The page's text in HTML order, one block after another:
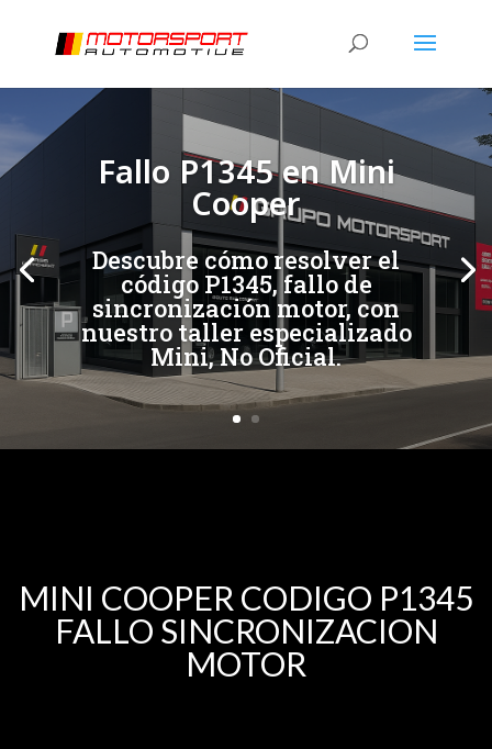
Fallo P1345 en Mini
Cooper
Descubre cómo resolver el
código P1345, fallo de
sincronización motor, con
nuestro taller especializado
Mini, No Oficial.
[/et_pb_slide][/et_pb_slide]
MINI COOPER CODIGO P1345
FALLO SINCRONIZACION
MOTOR